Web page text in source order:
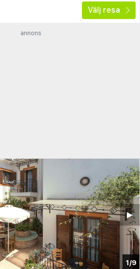
Välj resa
annons
1/9
▶︎